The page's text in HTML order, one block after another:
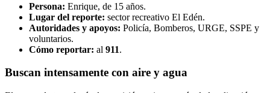
Persona: Enrique, de 15 años.
Lugar del reporte: sector recreativo El Edén.
Autoridades y apoyos: Policía, Bomberos, URGE, SSPE y
voluntarios.
Cómo reportar: al 911.
Buscan intensamente con aire y agua